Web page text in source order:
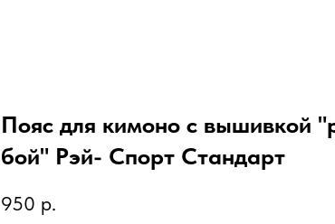
Пояс для кимоно с вышивкой
бой" Рэй- Спорт Стандарт
950 р.